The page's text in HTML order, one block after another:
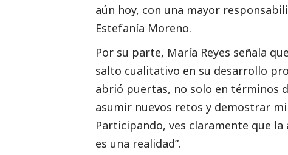
aún hoy, con una mayor
Estefanía Moreno.
Por su parte, María Reyes señala
salto cualitativo en su desarrollo
abrió puertas, no solo en términos
asumir nuevos retos y demostrar
Participando, ves claramente que la
es una realidad”.